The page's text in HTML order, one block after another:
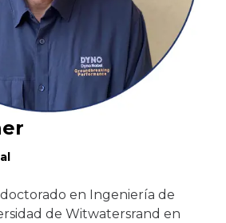
en Ingeniería de
de Witwatersrand en